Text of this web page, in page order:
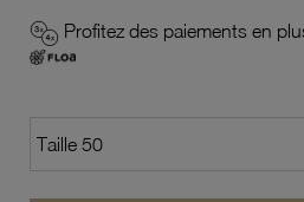
Profitez des paiements en